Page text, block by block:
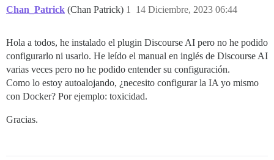
Chan_Patrick (Chan Patrick) 14 Diciembre, 2023 06:44
1
Hola a todos, he instalado el plugin Discourse AI pero no he podido
configurarlo ni usarlo. He leído el manual en inglés de Discourse AI
varias veces pero no he podido entender su configuración.
Como lo estoy autoalojando, ¿necesito configurar la IA yo mismo
con Docker? Por ejemplo: toxicidad.
Gracias.